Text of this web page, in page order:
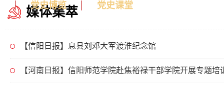
党史博览 党史课堂
媒体集萃
【信阳日报】息县刘邓大军渡淮纪念馆
【河南日报】信阳师范学院赴焦裕禄干部学院开展专题培